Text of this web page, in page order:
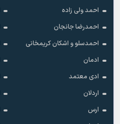
احمد ولی زاده
احمدرضا جانجان
احمدسلو و اشکان کریمخانی
ادمان
ادی معتمد
اردلان
ارس